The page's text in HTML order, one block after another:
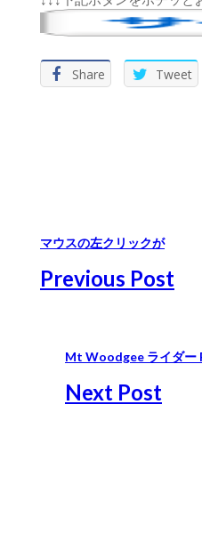
Share Tweet
マウスの左クリックが
Previous Post
Mt Woodgee ライダー
Next Post